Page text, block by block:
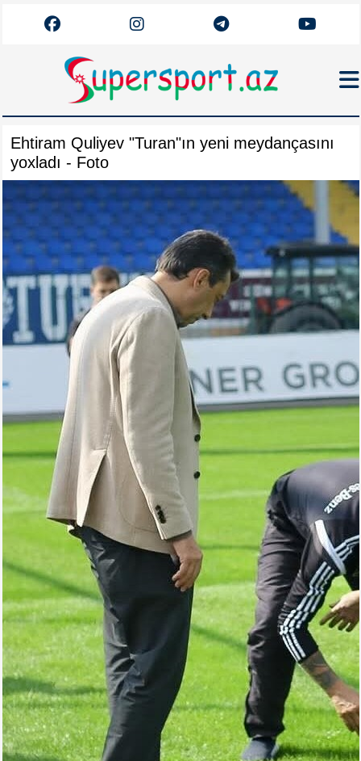
Əlaqə
Arxiv
Futbol
Azərbaycan
Premyer Liqa
Dünya
Superliqa
Canlı
Yazarlar
Tribuna
Eksklüziv
Reytinq
Döyüş
Taekvondo
Boks
Kikboks
Tayboks
Karate
Seçilmişlər
Video
Foto
Digər
Ehtiram Quliyev "Turan"ın yeni meydançasını
yoxladı - Foto